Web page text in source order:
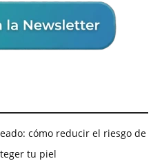
cómo reducir el riesgo de
tu piel